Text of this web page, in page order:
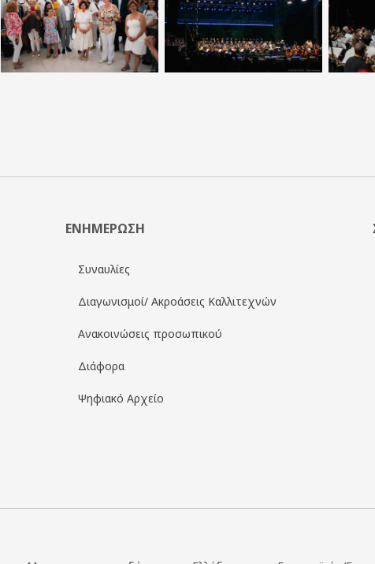
ΕΝΗΜΕΡΩΣΗ
Συναυλίες
Διαγωνισμοί/ Ακροάσεις Καλλιτεχνών
Ανακοινώσεις προσωπικού
Διάφορα
Ψηφιακό Αρχείο